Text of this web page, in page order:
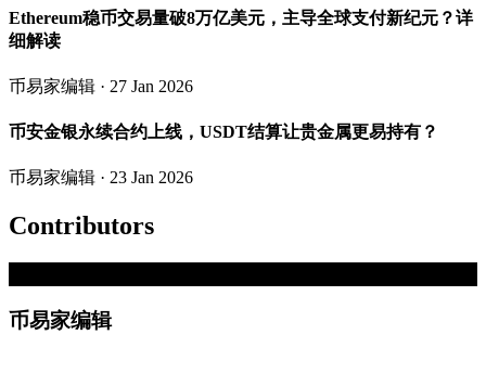
Ethereum稳币交易量破8万亿美元，主导全球支付新纪元？详
细解读
币易家编辑 · 27 Jan 2026
币安金银永续合约上线，USDT结算让贵金属更易持有？
币易家编辑 · 23 Jan 2026
Contributors
币易家编辑